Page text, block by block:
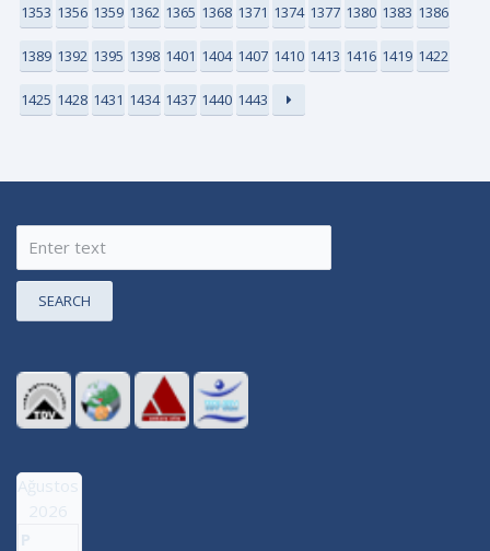
1353 1356 1359 1362 1365 1368 1371 1374 1377 1380 1383 1386
1389 1392 1395 1398 1401 1404 1407 1410 1413 1416 1419 1422
1425 1428 1431 1434 1437 1440 1443
SEARCH
Ağustos
2026
P